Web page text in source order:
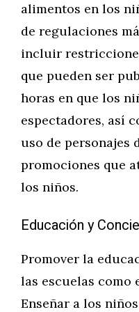
alimentos en los
de regulaciones
incluir
que pueden ser
horas en que los
espectadores, así
uso de personajes
promociones que
los niños.
Educación y
Promover la
las escuelas como
Enseñar a los